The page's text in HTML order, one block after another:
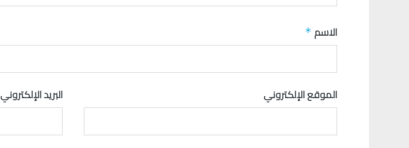
الاسم *
البريد الإلكتروني الموقع الإلكتروني